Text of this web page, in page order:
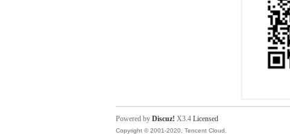
Powered by Discuz! X3.4 Licensed
Copyright © 2001-2020, Tencent Cloud.